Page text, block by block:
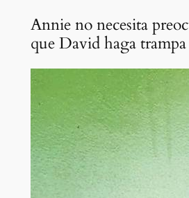
Annie no necesita
que David haga trampa